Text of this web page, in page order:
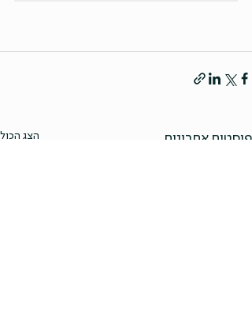
פוסטים אחרונים הצג הכול